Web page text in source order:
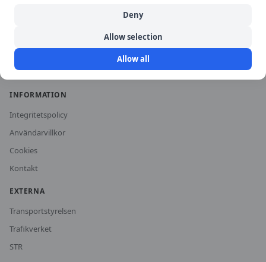
Om oss
Vanliga frågor
INFORMATION
Integritetspolicy
Användarvillkor
Cookies
Kontakt
EXTERNA
Transportstyrelsen
Trafikverket
STR
Deny
Allow selection
Allow all